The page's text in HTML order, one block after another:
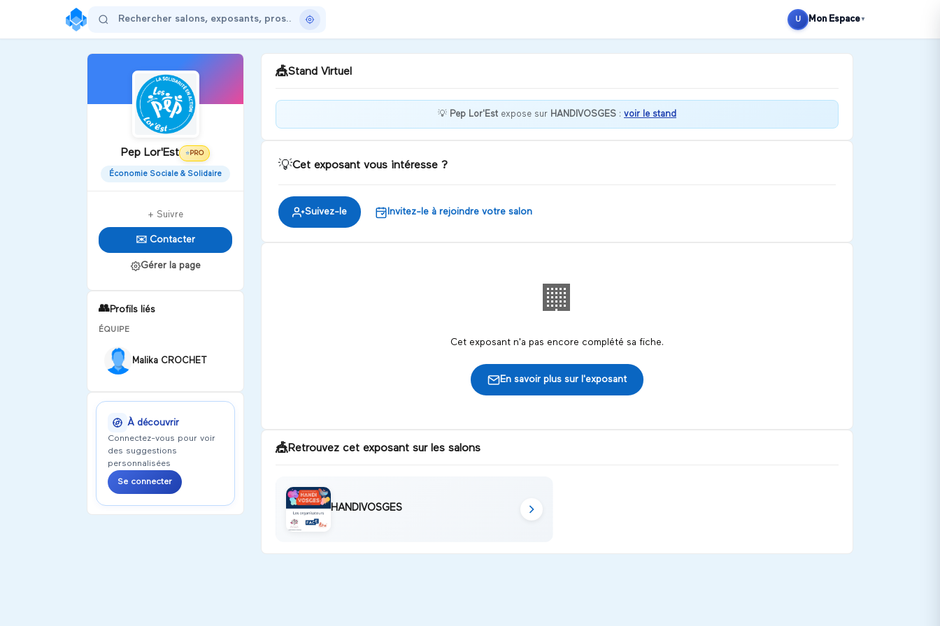
U Mon Espace ▼
Pep Lor'Est ⭐PRO
Économie Sociale & Solidaire
+ Suivre
✉️ Contacter
Gérer la page
👥Profils liés
ÉQUIPE
Malika CROCHET
À découvrir
Connectez-vous pour voir
des suggestions
personnalisées
Se connecter
🎪Stand Virtuel
dispositif
💡 Pep Lor'Est expose sur HANDIVOSGES : voir le stand
💡Cet exposant vous intéresse ?
Suivez-le Invitez-le à rejoindre votre salon
🏢
Cet exposant n'a pas encore complété sa fiche.
En savoir plus sur l'exposant
🎪Retrouvez cet exposant sur les salons
HANDIVOSGES